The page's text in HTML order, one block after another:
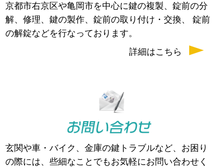
京都市右京区や亀岡市を中心に鍵の複製、錠前の分
解、修理、鍵の製作、錠前の取り付け・交換、 錠前
の解錠などを行なっております。
詳細はこちら
玄関や車・バイク、金庫の鍵トラブルなど、お困り
の際には、些細なことでもお気軽にお問い合わせく